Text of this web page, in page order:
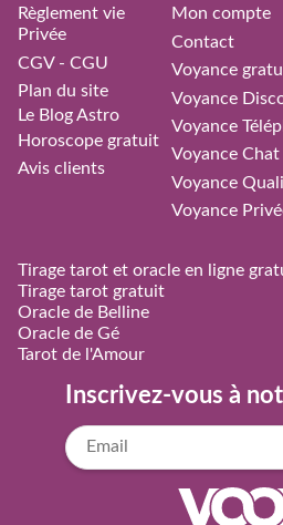
Règlement vie
Privée
CGV - CGU
Plan du site
Le Blog Astro
Horoscope gratuit
Avis clients
Mon compte
Contact
Voyance
Voyance
Voyance
Voyance Chat
Voyance
Voyance
Tirage tarot et oracle en ligne
Tirage tarot gratuit
Oracle de Belline
Oracle de Gé
Tarot de l'Amour
Inscrivez-vous à